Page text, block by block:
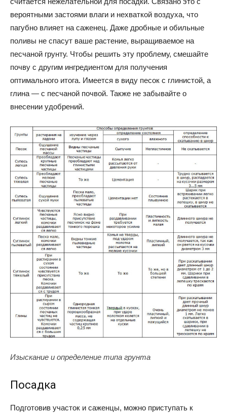
вероятными застоями влаги и нехваткой воздуха, что
пагубно влияет на саженец. Даже дробные и обильные
поливы не спасут ваше растение, выращиваемое на
песчаной грунту. Чтобы решить эту проблему, смешайте
почву с другим ингредиентом для получения
оптимального итога. Имеется в виду песок с глинистой, а
глина — с песчаной почвой. Также не забывайте о
внесении удобрений.
Изыскание и определение типа грунта
Посадка
Подготовив участок и саженцы, можно приступать к